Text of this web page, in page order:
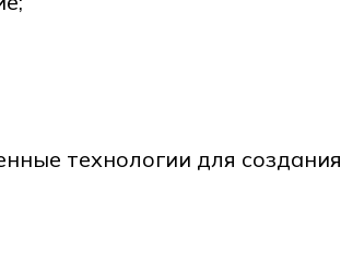
технологии для создания